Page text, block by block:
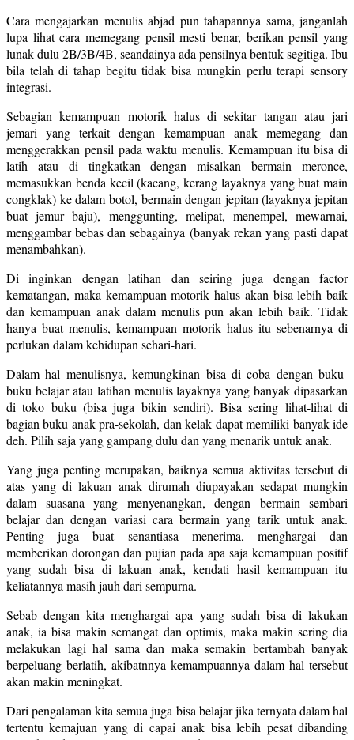
Cara mengajarkan menulis abjad pun tahapannya sama, janganlah
lupa lihat cara memegang pensil mesti benar, berikan pensil yang
lunak dulu 2B/3B/4B, seandainya ada pensilnya bentuk segitiga. Ibu
bila telah di tahap begitu tidak bisa mungkin perlu terapi sensory
integrasi.
Sebagian kemampuan motorik halus di sekitar tangan atau jari
jemari yang terkait dengan kemampuan anak memegang dan
menggerakkan pensil pada waktu menulis. Kemampuan itu bisa di
latih atau di tingkatkan dengan misalkan bermain meronce,
memasukkan benda kecil (kacang, kerang layaknya yang buat main
congklak) ke dalam botol, bermain dengan jepitan (layaknya jepitan
buat jemur baju), menggunting, melipat, menempel, mewarnai,
menggambar bebas dan sebagainya (banyak rekan yang pasti dapat
menambahkan).
Di inginkan dengan latihan dan seiring juga dengan factor
kematangan, maka kemampuan motorik halus akan bisa lebih baik
dan kemampuan anak dalam menulis pun akan lebih baik. Tidak
hanya buat menulis, kemampuan motorik halus itu sebenarnya di
perlukan dalam kehidupan sehari-hari.
Dalam hal menulisnya, kemungkinan bisa di coba dengan buku-
buku belajar atau latihan menulis layaknya yang banyak dipasarkan
di toko buku (bisa juga bikin sendiri). Bisa sering lihat-lihat di
bagian buku anak pra-sekolah, dan kelak dapat memiliki banyak ide
deh. Pilih saja yang gampang dulu dan yang menarik untuk anak.
Yang juga penting merupakan, baiknya semua aktivitas tersebut di
atas yang di lakuan anak dirumah diupayakan sedapat mungkin
dalam suasana yang menyenangkan, dengan bermain sembari
belajar dan dengan variasi cara bermain yang tarik untuk anak.
Penting juga buat senantiasa menerima, menghargai dan
memberikan dorongan dan pujian pada apa saja kemampuan positif
yang sudah bisa di lakuan anak, kendati hasil kemampuan itu
keliatannya masih jauh dari sempurna.
Sebab dengan kita menghargai apa yang sudah bisa di lakukan
anak, ia bisa makin semangat dan optimis, maka makin sering dia
melakukan lagi hal sama dan maka semakin bertambah banyak
berpeluang berlatih, akibatnnya kemampuannya dalam hal tersebut
akan makin meningkat.
Dari pengalaman kita semua juga bisa belajar jika ternyata dalam hal
tertentu kemajuan yang di capai anak bisa lebih pesat dibanding